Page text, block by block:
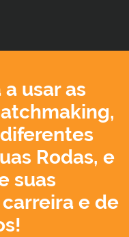
usar as
Rodas, e
suas
e de